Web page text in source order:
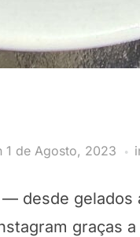
1 de Agosto, 2023
desde
graças